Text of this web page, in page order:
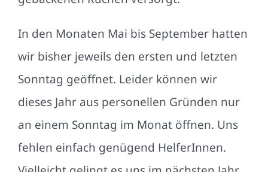
In den Monaten Mai bis September hatten
wir bisher jeweils den ersten und letzten
Sonntag geöffnet. Leider können wir
dieses Jahr aus personellen Gründen nur
an einem Sonntag im Monat öffnen. Uns
fehlen einfach genügend HelferInnen.